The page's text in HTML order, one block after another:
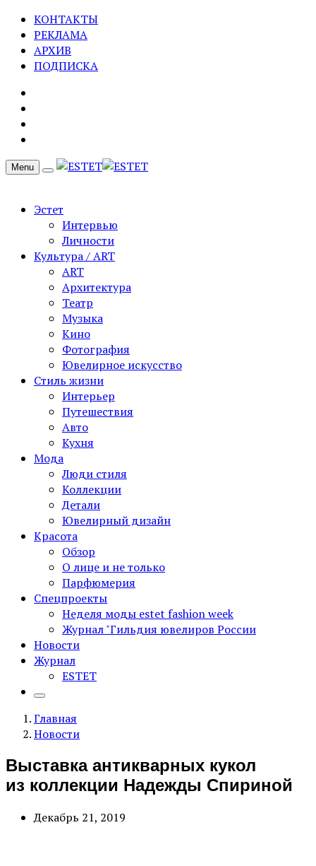
КОНТАКТЫ
РЕКЛАМА
АРХИВ
ПОДПИСКА
Menu
Эстет
Интервью
Личности
Культура / ART
ART
Архитектура
Театр
Музыка
Кино
Фотография
Ювелирное искусство
Стиль жизни
Интерьер
Путешествия
Авто
Кухня
Мода
Люди стиля
Коллекции
Детали
Ювелирный дизайн
Красота
Обзор
О лице и не только
Парфюмерия
Спецпроекты
Неделя моды estet fashion week
Журнал "Гильдия ювелиров России
Новости
Журнал
ESTET
Главная
Новости
Выставка антикварных кукол
из коллекции Надежды Спириной
Декабрь 21, 2019